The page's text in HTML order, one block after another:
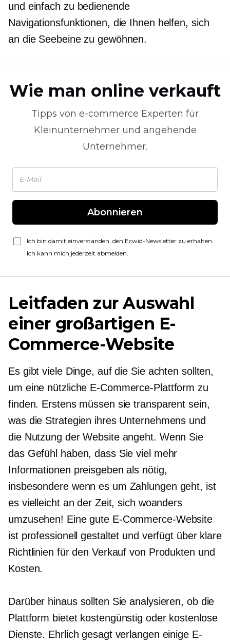
und einfach zu bedienende
Navigationsfunktionen, die Ihnen helfen, sich
an die Seebeine zu gewöhnen.
Wie man online verkauft
Tipps von e-commerce Experten für
Kleinunternehmer und angehende
Unternehmer.
Abonnieren
Ich bin damit einverstanden, den Ecwid-Newsletter zu erhalten.
Ich kann mich jederzeit abmelden.
Leitfaden zur Auswahl
einer großartigen E-
Commerce-Website
Es gibt viele Dinge, auf die Sie achten sollten,
um eine nützliche E-Commerce-Plattform zu
finden. Erstens müssen sie transparent sein,
was die Strategien ihres Unternehmens und
die Nutzung der Website angeht. Wenn Sie
das Gefühl haben, dass Sie viel mehr
Informationen preisgeben als nötig,
insbesondere wenn es um Zahlungen geht, ist
es vielleicht an der Zeit, sich woanders
umzusehen! Eine gute E-Commerce-Website
ist professionell gestaltet und verfügt über klare
Richtlinien für den Verkauf von Produkten und
Kosten.
Darüber hinaus sollten Sie analysieren, ob die
Plattform bietet kostengünstig oder kostenlose
Dienste. Ehrlich gesagt verlangen einige E-